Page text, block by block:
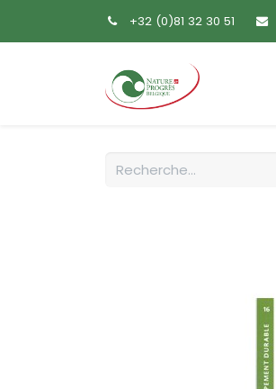
+32 (0)81 32 30 51